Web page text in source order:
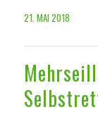
21. MAI 2018